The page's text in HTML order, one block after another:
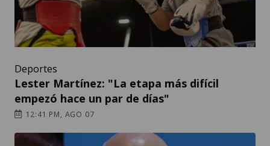
Deportes
Lester Martínez: "La etapa más difícil
empezó hace un par de días"
12:41 PM, AGO 07